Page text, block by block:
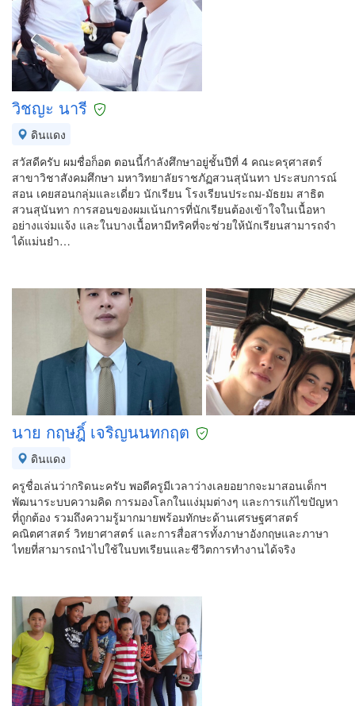
วิชญะ นารี
ดินแดง
สวัสดีครับ ผมชื่อก็อต ตอนนี้กำลังศึกษาอยู่ชั้นปีที่ 4 คณะครุศาสตร์
สาขาวิชาสังคมศึกษา มหาวิทยาลัยราชภัฏสวนสุนันทา ประสบการณ์
สอน เคยสอนกลุ่มและเดี่ยว นักเรียน โรงเรียนประถม-มัธยม สาธิต
สวนสุนันทา การสอนของผมเน้นการที่นักเรียนต้องเข้าใจในเนื้อหา
อย่างแจ่มแจ้ง และในบางเนื้อหามีทริคที่จะช่วยให้นักเรียนสามารถจำ
ได้แม่นยำ…
นาย กฤษฎิ์ เจริญนนทกฤต
ดินแดง
ครูชื่อเล่นว่ากริดนะครับ พอดีครูมีเวลาว่างเลยอยากจะมาสอนเด็กฯ
พัฒนาระบบความคิด การมองโลกในแง่มุมต่างๆ และการแก้ไขปัญหา
ที่ถูกต้อง รวมถึงความรู้มากมายพร้อมทักษะด้านเศรษฐศาสตร์
คณิตศาสตร์ วิทยาศาสตร์ และการสื่อสารทั้งภาษาอังกฤษและภาษา
ไทยที่สามารถนำไปใช้ในบทเรียนและชีวิตการทำงานได้จริง